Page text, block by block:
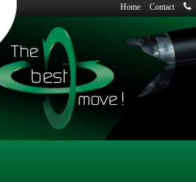
Home Contact